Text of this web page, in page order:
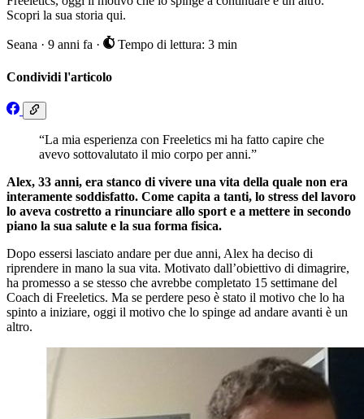
Scopri la sua storia qui.
Seana · 9 anni fa · Tempo di lettura: 3 min
Condividi l'articolo
“La mia esperienza con Freeletics mi ha fatto capire che
avevo sottovalutato il mio corpo per anni.”
Alex, 33 anni, era stanco di vivere una vita della quale non era
interamente soddisfatto. Come capita a tanti, lo stress del lavoro
lo aveva costretto a rinunciare allo sport e a mettere in secondo
piano la sua salute e la sua forma fisica.
Dopo essersi lasciato andare per due anni, Alex ha deciso di
riprendere in mano la sua vita. Motivato dall’obiettivo di dimagrire,
ha promesso a se stesso che avrebbe completato 15 settimane del
Coach di Freeletics. Ma se perdere peso è stato il motivo che lo ha
spinto a iniziare, oggi il motivo che lo spinge ad andare avanti è un
altro.